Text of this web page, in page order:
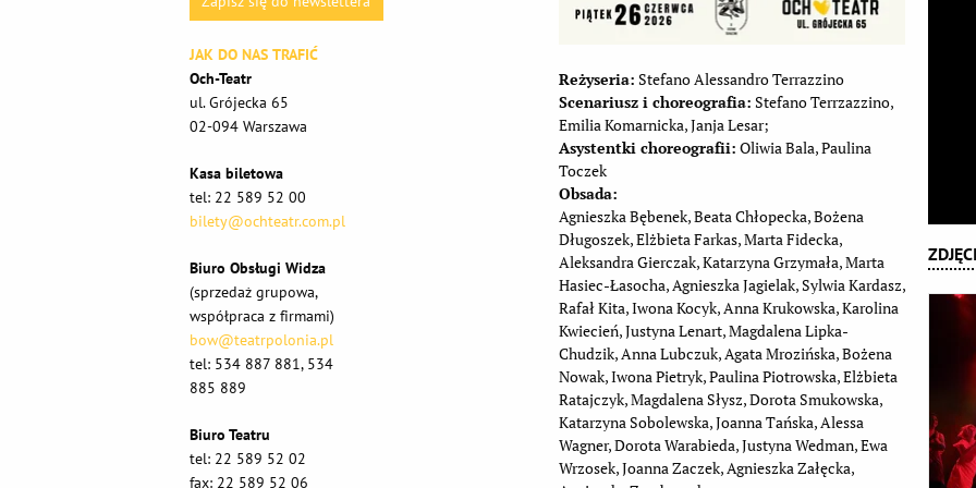
JAK DO NAS TRAFIĆ
Och-Teatr
ul. Grójecka 65
02-094 Warszawa
Kasa biletowa
tel: 22 589 52 00
bilety@ochteatr.com.pl
Biuro Obsługi Widza
(sprzedaż grupowa,
współpraca z firmami)
bow@teatrpolonia.pl
tel: 534 887 881, 534
885 889
Biuro Teatru
tel: 22 589 52 02
fax: 22 589 52 06
Reżyseria: Stefano Alessandro Terrazzino
Scenariusz i choreografia: Stefano Terrzazzino,
Emilia Komarnicka, Janja Lesar;
Asystentki choreografii: Oliwia Bala, Paulina
Toczek
Obsada:
Agnieszka Bębenek, Beata Chłopecka, Bożena
Długoszek, Elżbieta Farkas, Marta Fidecka,
Aleksandra Gierczak, Katarzyna Grzymała, Marta
Hasiec-Łasocha, Agnieszka Jagielak, Sylwia Kardasz,
Rafał Kita, Iwona Kocyk, Anna Krukowska, Karolina
Kwiecień, Justyna Lenart, Magdalena Lipka-
Chudzik, Anna Lubczuk, Agata Mrozińska, Bożena
Nowak, Iwona Pietryk, Paulina Piotrowska, Elżbieta
Ratajczyk, Magdalena Słysz, Dorota Smukowska,
Katarzyna Sobolewska, Joanna Tańska, Alessa
Wagner, Dorota Warabieda, Justyna Wedman, Ewa
Wrzosek, Joanna Zaczek, Agnieszka Załęcka,